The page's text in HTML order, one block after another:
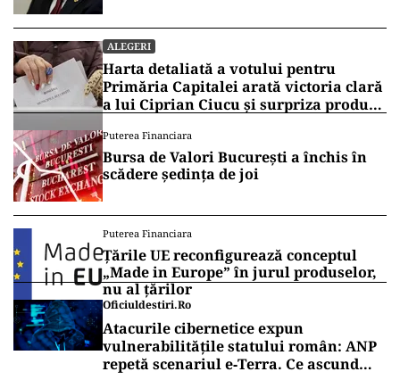
ALEGERI
Harta detaliată a votului pentru
Primăria Capitalei arată victoria clară
a lui Ciprian Ciucu și surpriza produsă
Puterea Financiara
Bursa de Valori București a închis în
scădere ședința de joi
Puterea Financiara
Țările UE reconfigurează conceptul
„Made in Europe” în jurul produselor,
nu al țărilor
Oficiuldestiri.ro
Atacurile cibernetice expun
vulnerabilitățile statului român: ANP
repetă scenariul e‑Terra. Ce ascund